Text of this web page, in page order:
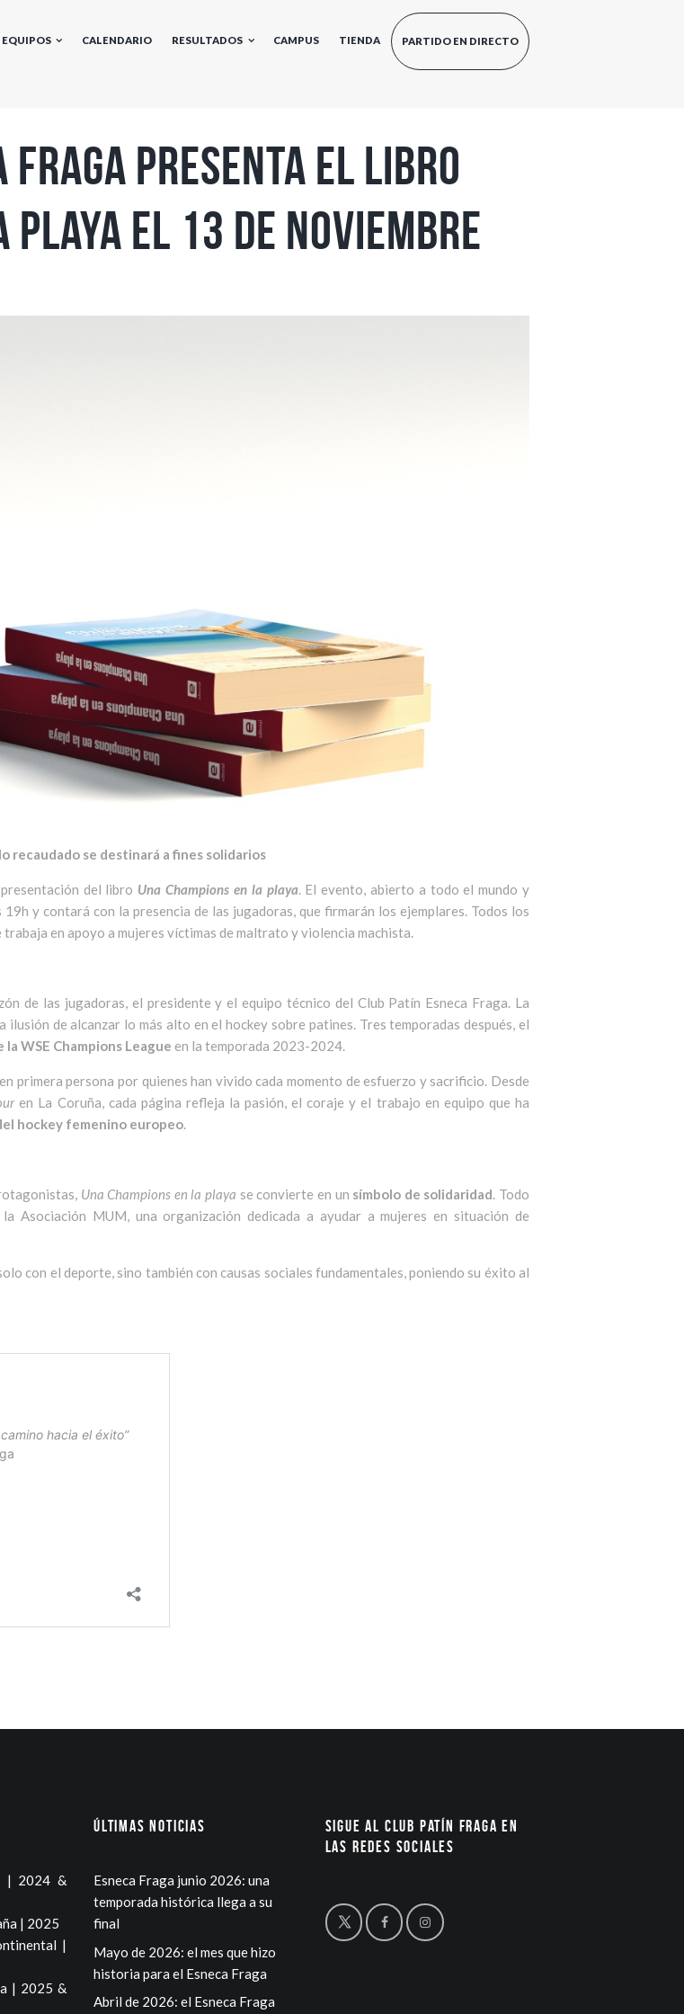
EQUIPOS CALENDARIO RESULTADOS CAMPUS TIENDA PARTIDO EN DIRECTO
Fraga presenta el libro
playa el 13 de noviembre
recaudado se destinará a fines solidarios
del libro Una Champions en la playa. El evento, abierto a todo el mundo y
y contará con la presencia de las jugadoras, que firmarán los ejemplares. Todos los
en apoyo a mujeres víctimas de maltrato y violencia machista.
de las jugadoras, el presidente y el equipo técnico del Club Patín Esneca Fraga. La
de alcanzar lo más alto en el hockey sobre patines. Tres temporadas después, el
la WSE Champions League en la temporada 2023-2024.
persona por quienes han vivido cada momento de esfuerzo y sacrificio. Desde
en La Coruña, cada página refleja la pasión, el coraje y el trabajo en equipo que ha
hockey femenino europeo.
Una Champions en la playa se convierte en un símbolo de solidaridad. Todo
Asociación MUM, una organización dedicada a ayudar a mujeres en situación de
con el deporte, sino también con causas sociales fundamentales, poniendo su éxito al
| 2024 &
| 2025
|
| 2025 &
Últimas noticias
Esneca Fraga junio 2026: una
temporada histórica llega a su
final
Mayo de 2026: el mes que hizo
historia para el Esneca Fraga
Abril de 2026: el Esneca Fraga
Sigue al Club Patín Fraga en
las redes sociales